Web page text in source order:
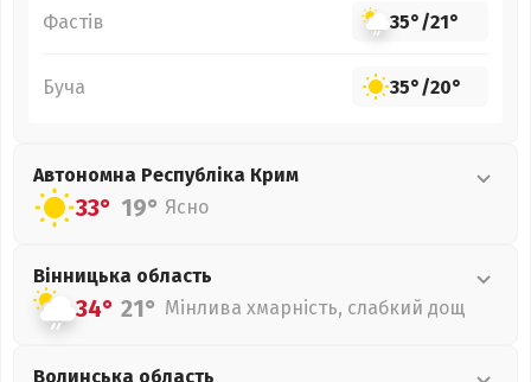
Фастів 35°/21°
Буча 35°/20°
Автономна Республіка Крим
33° 19° Ясно
Вінницька область
34° 21° Мінлива хмарність, слабкий дощ
Волинська область